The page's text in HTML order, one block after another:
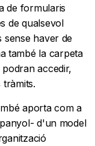
de formularis
de qualsevol
sense haver de
també la carpeta
accedir,
aporta com a
d'un model